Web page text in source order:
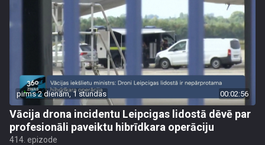
pirms 2 dienām, 1 stundas 00:02:56
Vācija drona incidentu Leipcigas lidostā dēvē par
profesionāli paveiktu hibrīdkara operāciju
414. epizode